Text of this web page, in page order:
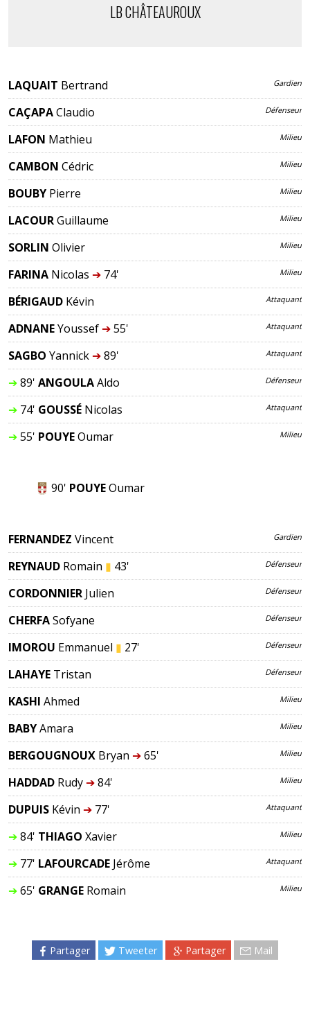
LB CHÂTEAUROUX
LAQUAIT Bertrand Gardien
CAÇAPAClaudio Défenseur
LAFON Mathieu Milieu
CAMBON Cédric Milieu
BOUBY Pierre Milieu
LACOURGuillaume Milieu
SORLIN Olivier Milieu
FARINA Nicolas ➔74' Milieu
BÉRIGAUD Kévin Attaquant
ADNANEYoussef ➔55' Attaquant
SAGBO Yannick ➔89' Attaquant
➔89' ANGOULAAldo Défenseur
➔74' GOUSSÉ Nicolas Attaquant
➔55' POUYEOumar Milieu
90' POUYEOumar
FERNANDEZ Vincent Gardien
REYNAUD Romain ▮ 43' Défenseur
CORDONNIER Julien Défenseur
CHERFASofyane Défenseur
IMOROU Emmanuel ▮ 27' Défenseur
LAHAYE Tristan Défenseur
KASHI Ahmed Milieu
BABYAmara Milieu
BERGOUGNOUX Bryan ➔65' Milieu
HADDAD Rudy ➔84' Milieu
DUPUIS Kévin ➔77' Attaquant
➔84' THIAGO Xavier Milieu
➔77' LAFOURCADE Jérôme Attaquant
➔65' GRANGE Romain Milieu
Partager Tweeter Partager Mail